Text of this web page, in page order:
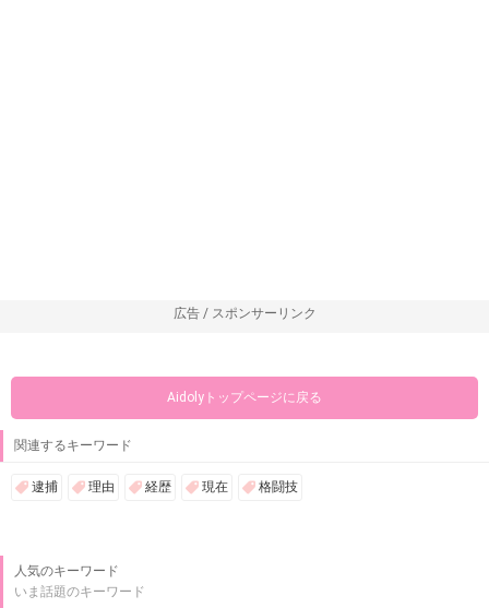
広告 / スポンサーリンク
Aidolyトップページに戻る
関連するキーワード
逮捕 理由 経歴 現在 格闘技
人気のキーワード
いま話題のキーワード